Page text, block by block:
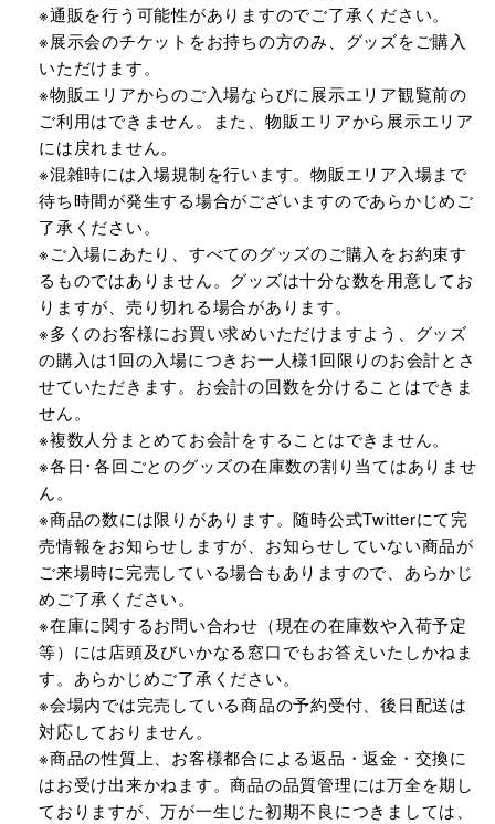
※通販を行う可能性がありますのでご了承ください。
※展示会のチケットをお持ちの方のみ、グッズをご購入
いただけます。
※物販エリアからのご入場ならびに展示エリア観覧前の
ご利用はできません。また、物販エリアから展示エリア
には戻れません。
※混雑時には入場規制を行います。物販エリア入場まで
待ち時間が発生する場合がございますのであらかじめご
了承ください。
※ご入場にあたり、すべてのグッズのご購入をお約束す
るものではありません。グッズは十分な数を用意してお
りますが、売り切れる場合があります。
※多くのお客様にお買い求めいただけますよう、グッズ
の購入は1回の入場につきお一人様1回限りのお会計とさ
せていただきます。お会計の回数を分けることはできま
せん。
※複数人分まとめてお会計をすることはできません。
※各日･各回ごとのグッズの在庫数の割り当てはありませ
ん。
※商品の数には限りがあります。随時公式Twitterにて完
売情報をお知らせしますが、お知らせしていない商品が
ご来場時に完売している場合もありますので、あらかじ
めご了承ください。
※在庫に関するお問い合わせ（現在の在庫数や入荷予定
等）には店頭及びいかなる窓口でもお答えいたしかねま
す。あらかじめご了承ください。
※会場内では完売している商品の予約受付、後日配送は
対応しておりません。
※商品の性質上、お客様都合による返品・返金・交換に
はお受け出来かねます。商品の品質管理には万全を期し
ておりますが、万が一生じた初期不良につきましては、